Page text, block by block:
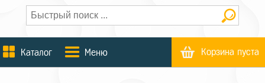
Каталог Меню Корзина пуста